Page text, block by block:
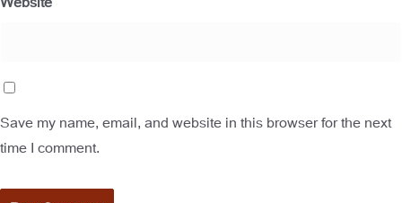
Save my name, email, and website in this browser for the next
time I comment.